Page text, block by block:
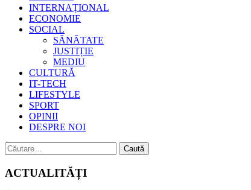
INTERNAȚIONAL
ECONOMIE
SOCIAL
SĂNĂTATE
JUSTIȚIE
MEDIU
CULTURĂ
IT-TECH
LIFESTYLE
SPORT
OPINII
DESPRE NOI
Caută
după:
ACTUALITĂȚI